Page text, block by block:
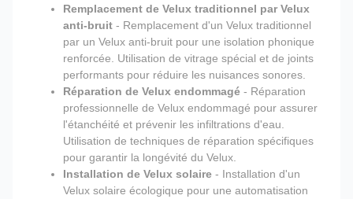
Remplacement de Velux traditionnel par Velux
anti-bruit - Remplacement d'un Velux traditionnel
par un Velux anti-bruit pour une isolation phonique
renforcée. Utilisation de vitrage spécial et de joints
performants pour réduire les nuisances sonores.
Réparation de Velux endommagé - Réparation
professionnelle de Velux endommagé pour assurer
l'étanchéité et prévenir les infiltrations d'eau.
Utilisation de techniques de réparation spécifiques
pour garantir la longévité du Velux.
Installation de Velux solaire - Installation d'un
Velux solaire écologique pour une automatisation